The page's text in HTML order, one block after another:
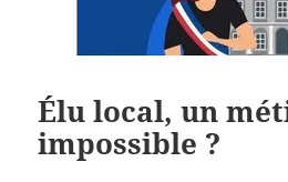
Élu local, un
impossible ?